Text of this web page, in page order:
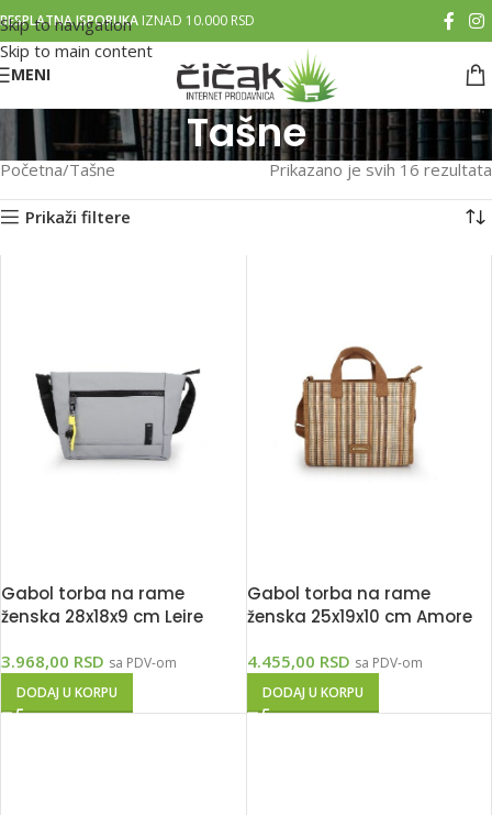
Skip to navigation
Skip to main content
BESPLATNA ISPORUKA IZNAD 10.000 RSD
MENI
Tašne
Početna Tašne Prikazano je svih 16 rezultata
Prikaži filtere
Gabol torba na rame
ženska 28x18x9 cm Leire
3.968,00 RSD sa PDV-om
DODAJ U KORPU
Gabol torba na rame
ženska 25x19x10 cm Amore
4.455,00 RSD sa PDV-om
DODAJ U KORPU